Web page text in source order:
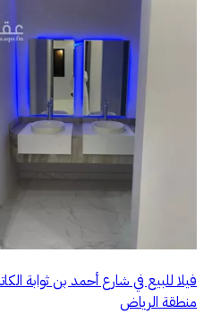
فيلا للبيع في شارع أحمد بن ثوابة
منطقة الرياض